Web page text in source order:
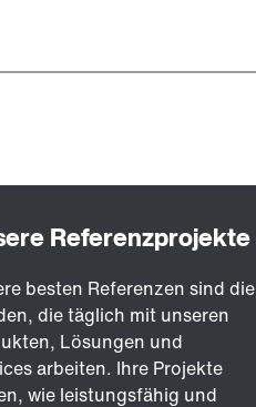
besten Referenzen sind die
die täglich mit unseren
Lösungen und
arbeiten. Ihre Projekte
wie leistungsfähig und